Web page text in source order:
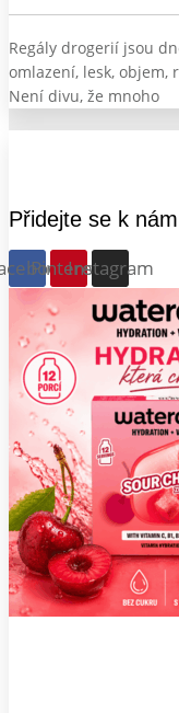
Regály drogerií jsou
omlazení, lesk, objem,
Není divu, že mnoho
Přidejte se k nám
PinterestInstagram